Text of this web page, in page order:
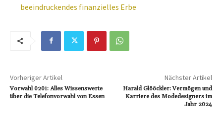
beeindruckendes finanzielles Erbe
Vorheriger Artikel
Vorwahl 0201: Alles Wissenswerte
über die Telefonvorwahl von Essen
Nächster Artikel
Harald Glööckler: Vermögen und
Karriere des Modedesigners im
Jahr 2024